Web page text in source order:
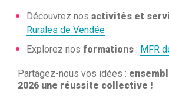
Découvrez nos activités et
Rurales de Vendée
Explorez nos formations : MFR
Partagez-nous vos idées :
2026 une réussite collective !